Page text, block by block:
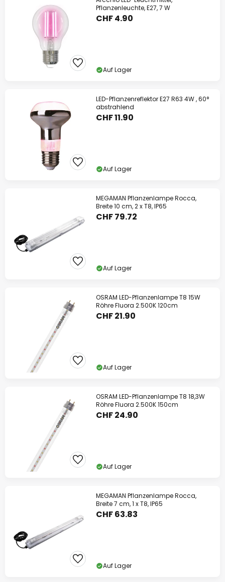
Pflanzenleuchte, E27, 7 W
CHF 4.90
Auf Lager
LED-Pflanzenreflektor E27 R63 4W , 60°
abstrahlend
CHF 11.90
Auf Lager
MEGAMAN Pflanzenlampe Rocca,
Breite 10 cm, 2 x T8, IP65
CHF 79.72
Auf Lager
OSRAM LED-Pflanzenlampe T8 15W
Röhre Fluora 2.500K 120cm
CHF 21.90
Auf Lager
OSRAM LED-Pflanzenlampe T8 18,3W
Röhre Fluora 2.500K 150cm
CHF 24.90
Auf Lager
MEGAMAN Pflanzenlampe Rocca,
Breite 7 cm, 1 x T8, IP65
CHF 63.83
Auf Lager